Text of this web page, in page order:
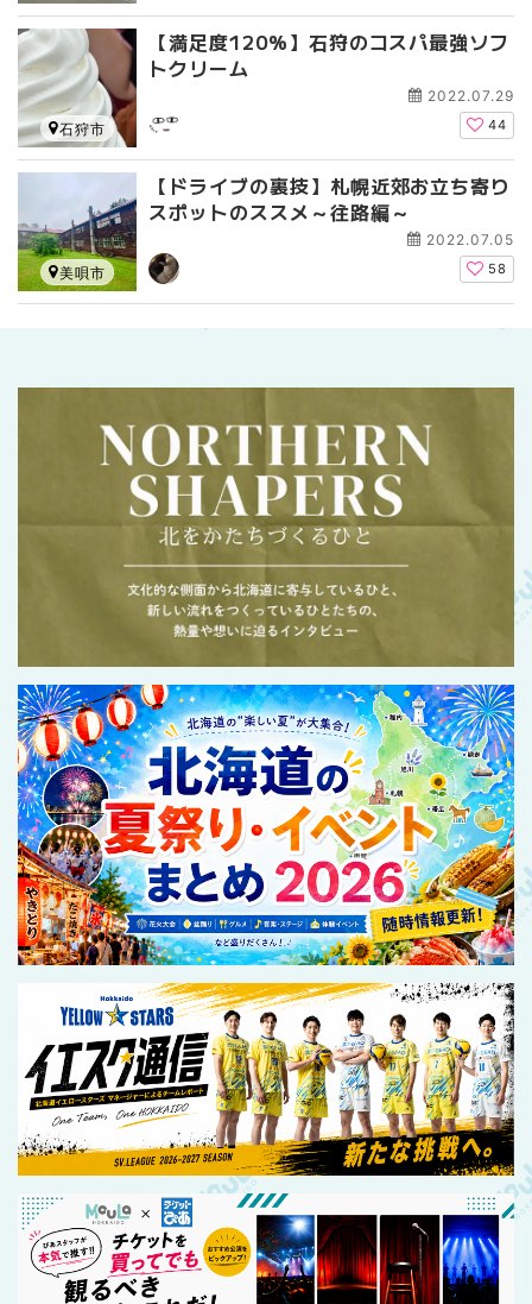
【満足度120%】石狩のコスパ最強ソフ
トクリーム
2022.07.29
44
石狩市
【ドライブの裏技】札幌近郊お立ち寄り
スポットのススメ～往路編～
2022.07.05
58
美唄市